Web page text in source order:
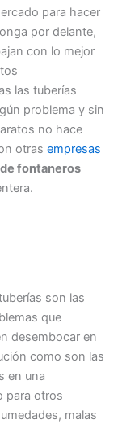
para hacer
por delante,
con lo mejor
las tuberías
problema y sin
no hace
otras empresas
fontaneros
son las
que
desembocar en
como son las
en una
para otros
malas